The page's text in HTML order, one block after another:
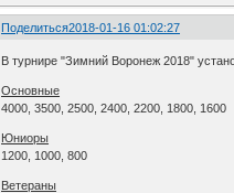
Поделиться2018-01-16 01:02:27
В турнире "Зимний Воронеж 2018"
Основные
4000, 3500, 2500, 2400, 2200, 1800, 1600
Юниоры
1200, 1000, 800
Ветераны